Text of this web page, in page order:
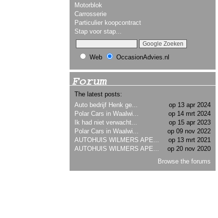
Motorblok
Carrosserie
Particulier koopcontract
Stap voor stap...
Web OccasionAdvies.nl
Forum
The latest posts:
op 13 apr 2024
Auto bedrijf Henk ge...
op 14 mrt 2024
Polar Cars in Waalwi...
op 15 apr 2023
Ik had niet verwacht...
op 09 nov 2022
Polar Cars in Waalwi...
op 13 mrt 2021
AUTOHUIS WILMERS APE...
op 20 nov 2020
AUTOHUIS WILMERS APE...
Browse the forums